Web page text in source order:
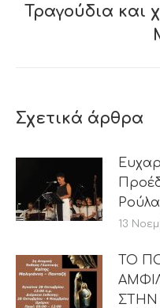
Τραγούδια και
Σχετικά άρθρα
13
ΤΟ
ΣΤΗΝ